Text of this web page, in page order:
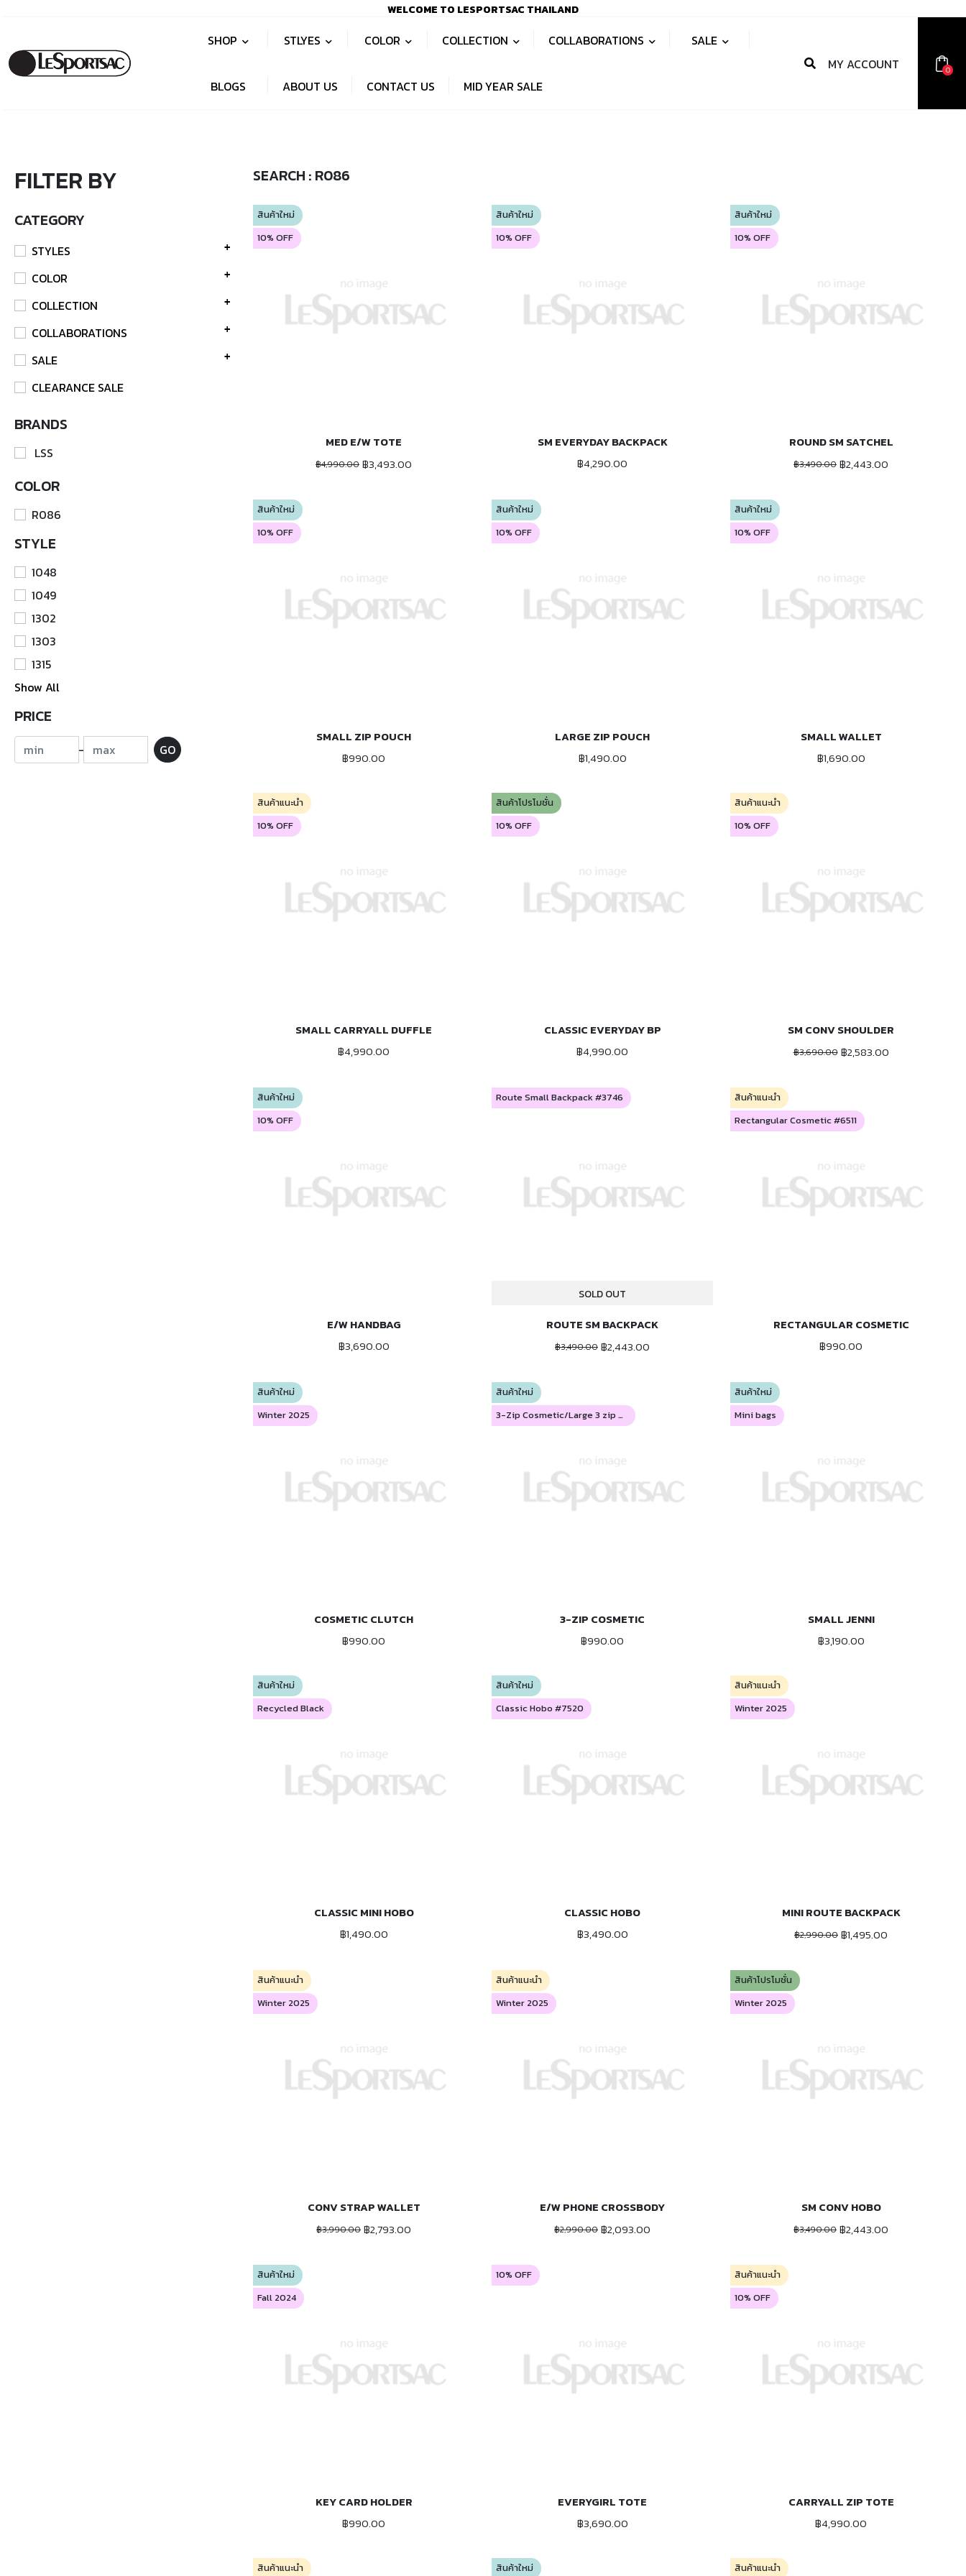
WELCOME TO LESPORTSAC THAILAND
SHOP STLYES COLOR COLLECTION COLLABORATIONS SALE
BLOGS ABOUT US CONTACT US MID YEAR SALE
MY ACCOUNT 0
FILTER BY
CATEGORY
STYLES
COLOR
COLLECTION
COLLABORATIONS
SALE
CLEARANCE SALE
BRANDS
LSS
COLOR
R086
STYLE
1048
1049
1302
1303
1315
Show All
PRICE
- GO
SEARCH : R086
ADD TO CART
สินค้าใหม่
10% OFF
MED E/W TOTE
฿4,990.00 ฿3,493.00
ADD TO CART
สินค้าใหม่
10% OFF
SM EVERYDAY BACKPACK
฿4,290.00
ADD TO CART
สินค้าใหม่
10% OFF
ROUND SM SATCHEL
฿3,490.00 ฿2,443.00
ADD TO CART
สินค้าใหม่
10% OFF
SMALL ZIP POUCH
฿990.00
ADD TO CART
สินค้าใหม่
10% OFF
LARGE ZIP POUCH
฿1,490.00
ADD TO CART
สินค้าใหม่
10% OFF
SMALL WALLET
฿1,690.00
ADD TO CART
สินค้าแนะนำ
10% OFF
SMALL CARRYALL DUFFLE
฿4,990.00
ADD TO CART
สินค้าโปรโมชั่น
10% OFF
CLASSIC EVERYDAY BP
฿4,990.00
ADD TO CART
สินค้าแนะนำ
10% OFF
SM CONV SHOULDER
฿3,690.00 ฿2,583.00
ADD TO CART
สินค้าใหม่
10% OFF
E/W HANDBAG
฿3,690.00
SOLD OUT
Route Small Backpack #3746
ROUTE SM BACKPACK
฿3,490.00 ฿2,443.00
ADD TO CART
สินค้าแนะนำ
Rectangular Cosmetic #6511
RECTANGULAR COSMETIC
฿990.00
ADD TO CART
สินค้าใหม่
Winter 2025
COSMETIC CLUTCH
฿990.00
ADD TO CART
สินค้าใหม่
3-Zip Cosmetic/Large 3 zip #7158/7115
3-ZIP COSMETIC
฿990.00
ADD TO CART
สินค้าใหม่
Mini bags
SMALL JENNI
฿3,190.00
ADD TO CART
สินค้าใหม่
Recycled Black
CLASSIC MINI HOBO
฿1,490.00
ADD TO CART
สินค้าใหม่
Classic Hobo #7520
CLASSIC HOBO
฿3,490.00
ADD TO CART
สินค้าแนะนำ
Winter 2025
MINI ROUTE BACKPACK
฿2,990.00 ฿1,495.00
ADD TO CART
สินค้าแนะนำ
Winter 2025
CONV STRAP WALLET
฿3,990.00 ฿2,793.00
ADD TO CART
สินค้าแนะนำ
Winter 2025
E/W PHONE CROSSBODY
฿2,990.00 ฿2,093.00
ADD TO CART
สินค้าโปรโมชั่น
Winter 2025
SM CONV HOBO
฿3,490.00 ฿2,443.00
ADD TO CART
สินค้าใหม่
Fall 2024
KEY CARD HOLDER
฿990.00
ADD TO CART
10% OFF
EVERYGIRL TOTE
฿3,690.00
ADD TO CART
สินค้าแนะนำ
10% OFF
CARRYALL ZIP TOTE
฿4,990.00
สินค้าแนะนำ สินค้าใหม่ สินค้าแนะนำ